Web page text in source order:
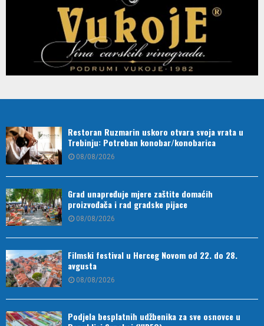
Restoran Ruzmarin uskoro otvara svoja vrata u
Trebinju: Potreban konobar/konobarica
08/08/2026
Grad unapređuje mjere zaštite domaćih
proizvođača i rad gradske pijace
08/08/2026
Filmski festival u Herceg Novom od 22. do 28.
avgusta
08/08/2026
Podjela besplatnih udžbenika za sve osnovce u